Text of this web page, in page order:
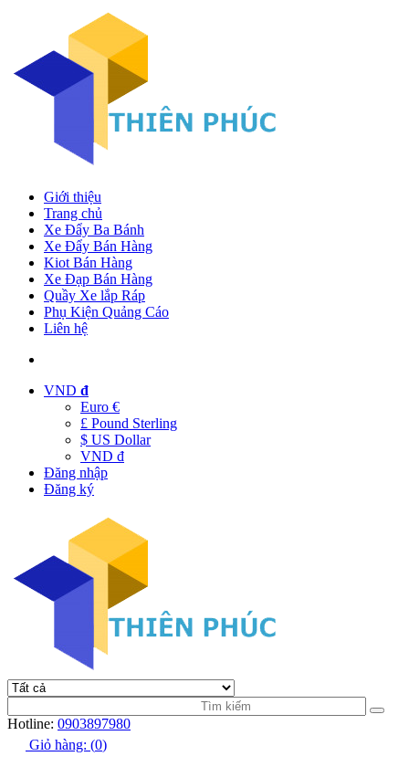
Giới thiệu
Trang chủ
Xe Đẩy Ba Bánh
Xe Đẩy Bán Hàng
Kiot Bán Hàng
Xe Đạp Bán Hàng
Quầy Xe lắp Ráp
Phụ Kiện Quảng Cáo
Liên hệ
VND đ
Euro €
£ Pound Sterling
$ US Dollar
VND đ
Đăng nhập
Đăng ký
Hotline: 0903897980
Giỏ hàng: (0)